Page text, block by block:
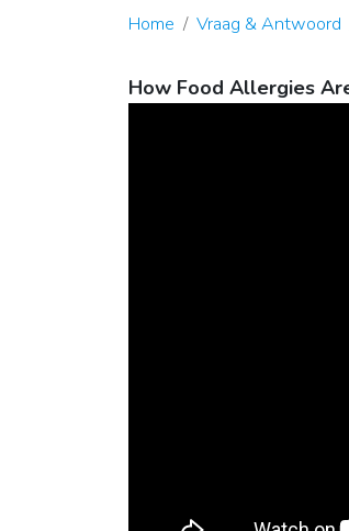
Home Vraag & Antwoord
How Food Allergies